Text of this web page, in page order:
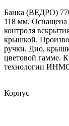
Банка (ВЕДРО)
118 мм. Оснащена
контроля
крышкой.
ручки. Дно,
цветовой гамме.
технологии
Корпус